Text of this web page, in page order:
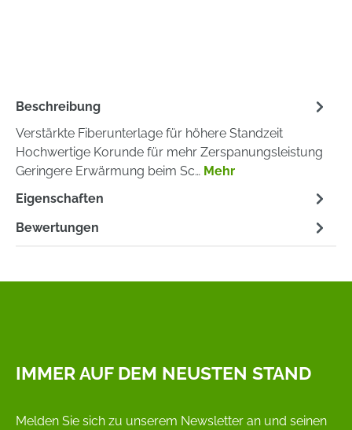
Beschreibung
Verstärkte Fiberunterlage für höhere Standzeit
Hochwertige Korunde für mehr Zerspanungsleistung
Geringere Erwärmung beim Sc… Mehr
Eigenschaften
Bewertungen
IMMER AUF DEM NEUSTEN STAND
Melden Sie sich zu unserem Newsletter an und seinen